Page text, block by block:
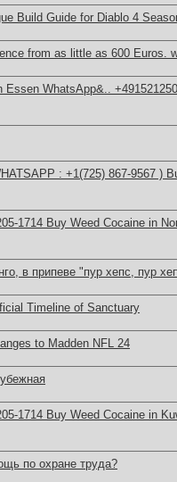
Build Guide for Diablo 4
from as little as 600 Euros.
Essen WhatsApp&..
: +1(725) 867-9567 )
1714 Buy Weed Cocaine in
в припеве "пур хепс, пур
Timeline of Sanctuary
to Madden NFL 24
1714 Buy Weed Cocaine in
по охране труда?